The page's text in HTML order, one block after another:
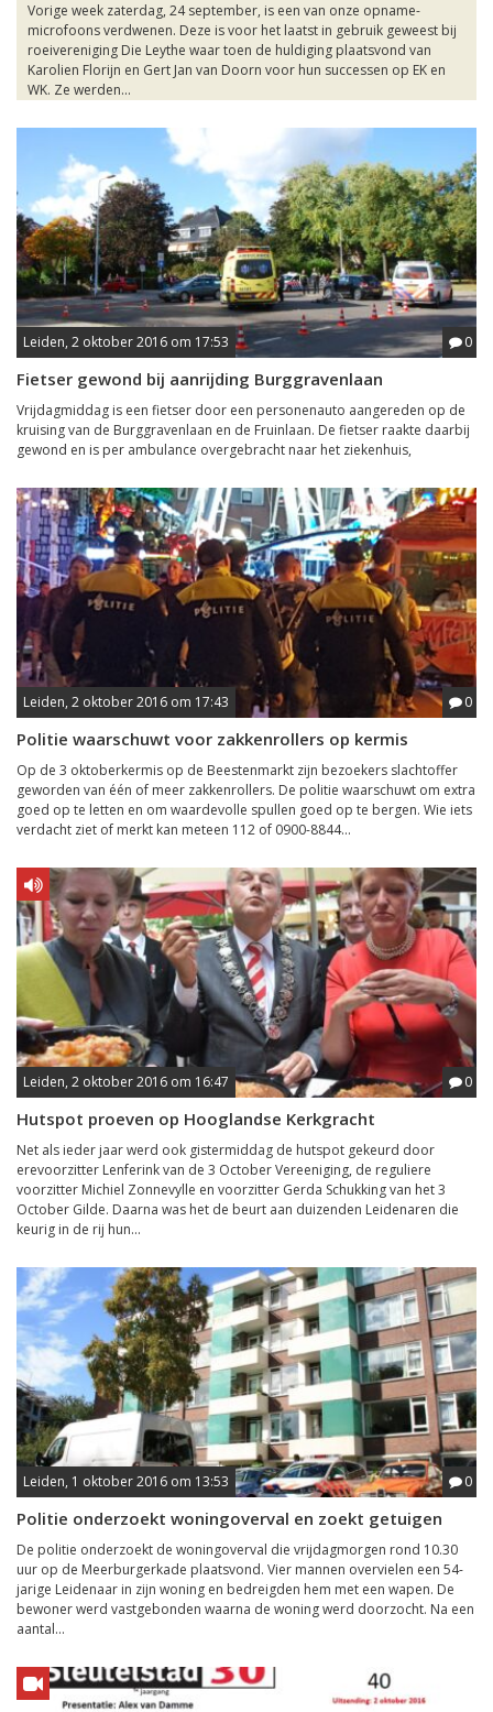
Vorige week zaterdag, 24 september, is een van onze opname-
microfoons verdwenen. Deze is voor het laatst in gebruik geweest bij
roeivereniging Die Leythe waar toen de huldiging plaatsvond van
Karolien Florijn en Gert Jan van Doorn voor hun successen op EK en
WK. Ze werden...
Leiden, 2 oktober 2016 om 17:53 0
Fietser gewond bij aanrijding Burggravenlaan
Vrijdagmiddag is een fietser door een personenauto aangereden op de
kruising van de Burggravenlaan en de Fruinlaan. De fietser raakte daarbij
gewond en is per ambulance overgebracht naar het ziekenhuis,
Leiden, 2 oktober 2016 om 17:43 0
Politie waarschuwt voor zakkenrollers op kermis
Op de 3 oktoberkermis op de Beestenmarkt zijn bezoekers slachtoffer
geworden van één of meer zakkenrollers. De politie waarschuwt om extra
goed op te letten en om waardevolle spullen goed op te bergen. Wie iets
verdacht ziet of merkt kan meteen 112 of 0900-8844...
Leiden, 2 oktober 2016 om 16:47 0
Hutspot proeven op Hooglandse Kerkgracht
Net als ieder jaar werd ook gistermiddag de hutspot gekeurd door
erevoorzitter Lenferink van de 3 October Vereeniging, de reguliere
voorzitter Michiel Zonnevylle en voorzitter Gerda Schukking van het 3
October Gilde. Daarna was het de beurt aan duizenden Leidenaren die
keurig in de rij hun...
Leiden, 1 oktober 2016 om 13:53 0
Politie onderzoekt woningoverval en zoekt getuigen
De politie onderzoekt de woningoverval die vrijdagmorgen rond 10.30
uur op de Meerburgerkade plaatsvond. Vier mannen overvielen een 54-
jarige Leidenaar in zijn woning en bedreigden hem met een wapen. De
bewoner werd vastgebonden waarna de woning werd doorzocht. Na een
aantal...